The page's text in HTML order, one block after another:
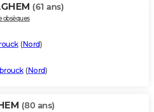
(61 ans)
obsèques
(Nord)
(Nord)
(80 ans)